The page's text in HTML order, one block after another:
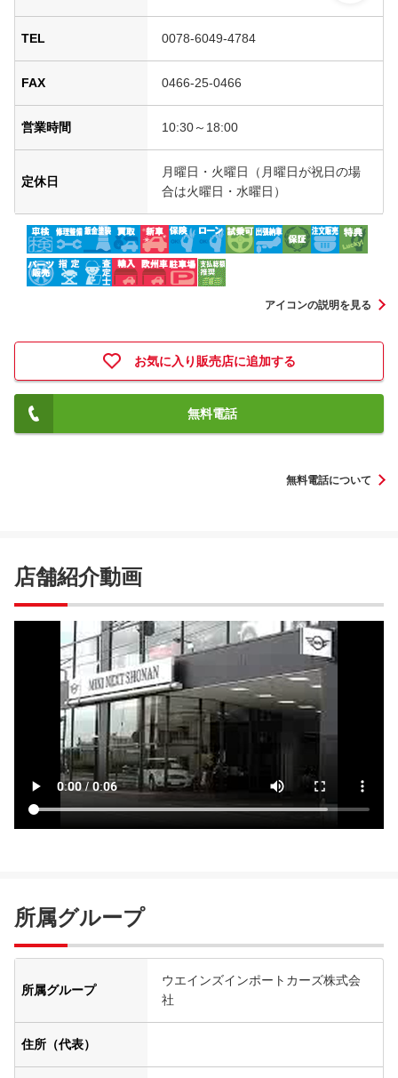
TEL 0078-6049-4784
FAX 0466-25-0466
営業時間 10:30～18:00
定休日
月曜日・火曜日（月曜日が祝日の場
合は火曜日・水曜日）
アイコンの説明を見る
お気に入り販売店に追加する
無料電話
無料電話について
店舗紹介動画
所属グループ
所属グループ
ウエインズインポートカーズ株式会
社
住所（代表）